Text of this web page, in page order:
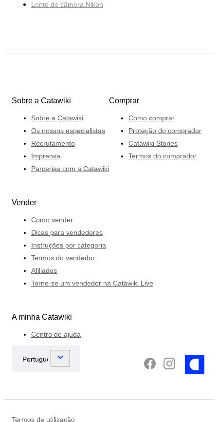
Lente de câmera Nikon
Sobre a Catawiki
Sobre a Catawiki
Os nossos especialistas
Recrutamento
Imprensa
Parcerias com a Catawiki
Comprar
Como comprar
Proteção do comprador
Catawiki Stories
Termos do comprador
Vender
Como vender
Dicas para vendedores
Instruções por categoria
Termos do vendedor
Afiliados
Torne-se um vendedor na Catawiki Live
A minha Catawiki
Centro de ajuda
Termos de utilização